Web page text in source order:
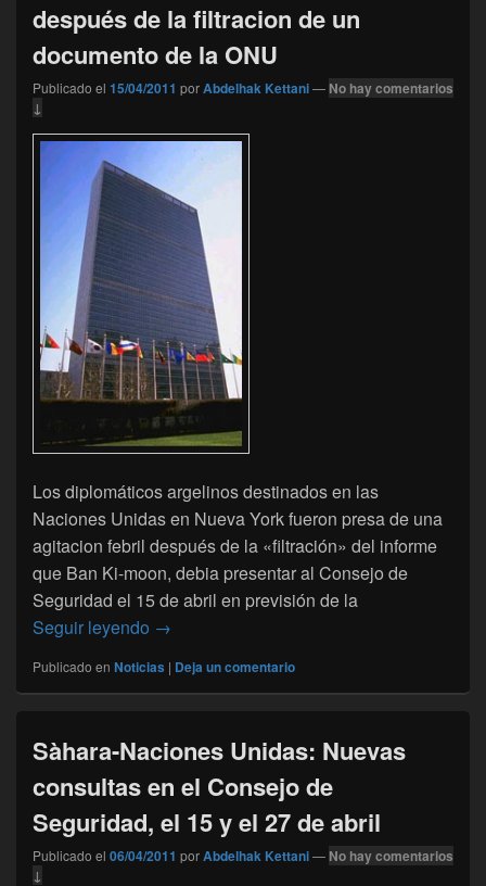
después de la filtracion de un
documento de la ONU
Publicado el 15/04/2011 porAbdelhak Kettani— No hay comentarios
↓
Los diplomáticos argelinos destinados en las
Naciones Unidas en Nueva York fueron presa de una
agitacion febril después de la «filtración» del informe
que Ban Ki-moon, debia presentar al Consejo de
Seguridad el 15 de abril en previsión de la
Seguir leyendo Sahara: Conmocion en el Polisario
→
Publicado en Noticias | Deja un comentario
Sàhara-Naciones Unidas: Nuevas
consultas en el Consejo de
Seguridad, el 15 y el 27 de abril
Publicado el 06/04/2011 porAbdelhak Kettani— No hay comentarios
↓